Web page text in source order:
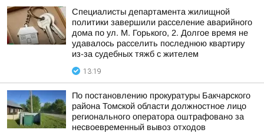
Специалисты департамента жилищной
политики завершили расселение аварийного
дома по ул. М. Горького, 2. Долгое время не
удавалось расселить последнюю квартиру
из-за судебных тяжб с жителем
13:19
По постановлению прокуратуры Бакчарского
района Томской области должностное лицо
регионального оператора оштрафовано за
несвоевременный вывоз отходов